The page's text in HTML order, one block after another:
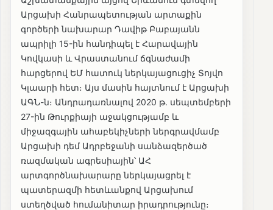
Արցախի Հանրապետության արտաքին
գործերի նախարար Դավիթ Բաբայանն
ապրիլի 15-ին հանդիպել է Հարավային
Կովկասի և Վրաստանում ճգնաժամի
հարցերով ԵՄ հատուկ ներկայացուցիչ Տոյվո
Կլաարի հետ։ Այս մասին հայտնում է Արցախի
ԱԳՆ-ն։ Անդրադառնալով 2020 թ. սեպտեմբերի
27-ին Թուրքիայի աջակցությամբ և
միջազգային ահաբեկիչների ներգրավմամբ
Արցախի դեմ Ադրբեջանի սանձազերծած
ռազմական ագրեսիային՝ ԱՀ
արտգործնախարարը ներկայացրել է
պատերազմի հետևանքով Արցախում
ստեղծված հումանիտար իրադրությունը։